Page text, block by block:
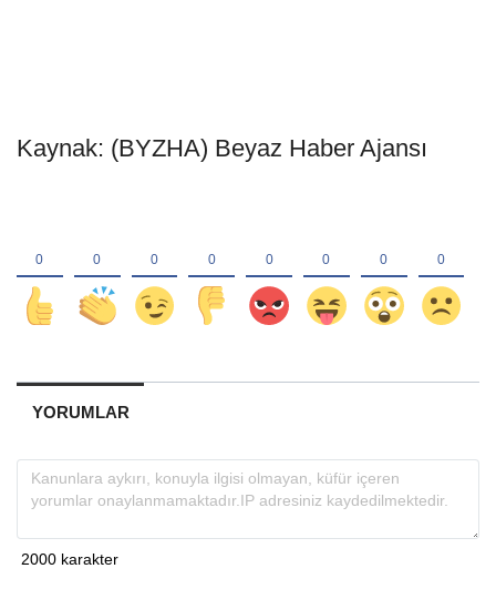
Kaynak: (BYZHA) Beyaz Haber Ajansı
YORUMLAR